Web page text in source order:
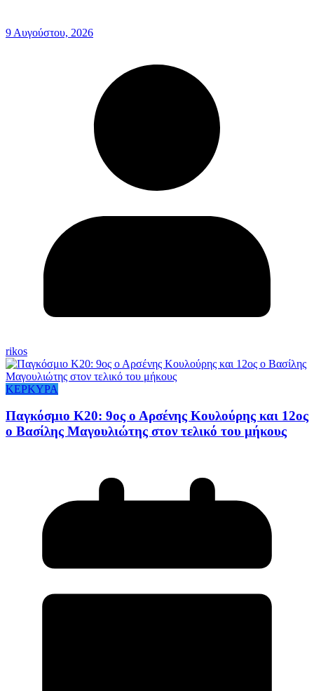
9 Αυγούστου, 2026
rikos
ΚΕΡΚΥΡΑ
Παγκόσμιο Κ20: 9ος ο Αρσένης Κουλούρης και 12ος
ο Βασίλης Μαγουλιώτης στον τελικό του μήκους